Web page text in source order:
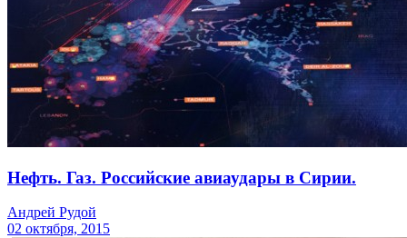
Нефть. Газ. Российские авиаудары в Сирии.
Андрей Рудой
02 октября, 2015